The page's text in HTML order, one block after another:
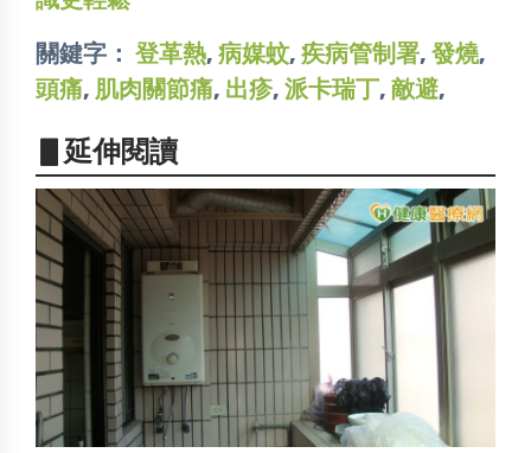
關鍵字： 登革熱, 病媒蚊, 疾病管制署, 發燒,
頭痛, 肌肉關節痛, 出疹, 派卡瑞丁, 敵避,
▋延伸閱讀